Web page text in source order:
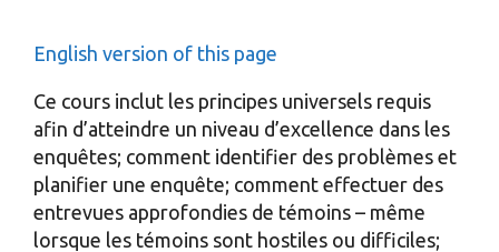
English version of this page
Ce cours inclut les principes universels requis
afin d’atteindre un niveau d’excellence dans les
enquêtes; comment identifier des problèmes et
planifier une enquête; comment effectuer des
entrevues approfondies de témoins – même
lorsque les témoins sont hostiles ou difficiles;